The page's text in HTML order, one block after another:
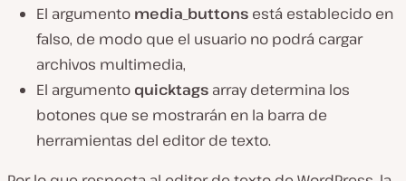
El argumento media_buttons está establecido en
falso, de modo que el usuario no podrá cargar
archivos multimedia,
El argumento quicktags array determina los
botones que se mostrarán en la barra de
herramientas del editor de texto.